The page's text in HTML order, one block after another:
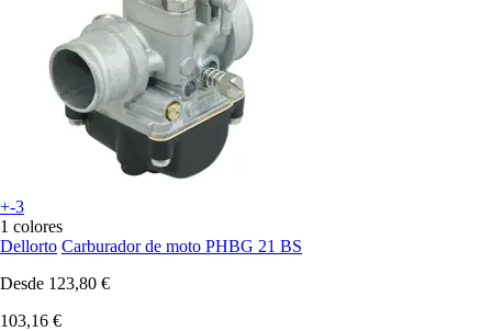
+-3
1 colores
Dellorto Carburador de moto PHBG 21 BS
Desde 123,80 €
103,16 €